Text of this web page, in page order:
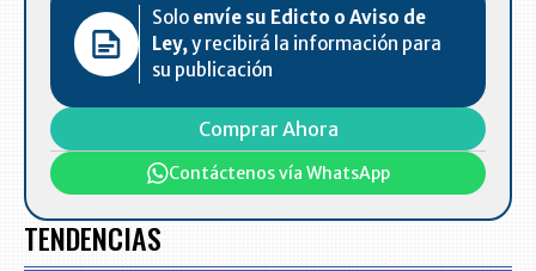
Solo envíe su Edicto o Aviso de
Ley,y recibirá la información para
su publicación
Comprar Ahora
Contáctenos vía WhatsApp
TENDENCIAS